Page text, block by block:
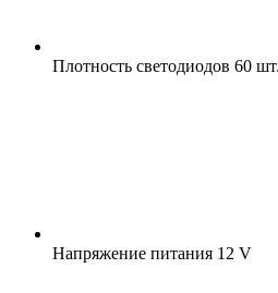
Плотность светодиодов 60
Напряжение питания 12 V